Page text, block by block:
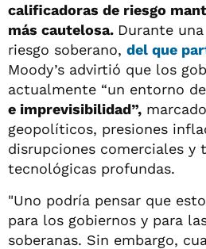
calificadoras de riesgo
más cautelosa. Durante
riesgo soberano, del que
Moody’s advirtió que los
actualmente “un entorno
e imprevisibilidad”,
geopolíticos, presiones
disrupciones comerciales y
tecnológicas profundas.
"Uno podría pensar que
para los gobiernos y para
soberanas. Sin embargo,